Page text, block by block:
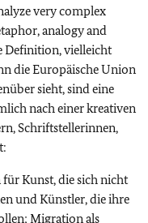
very complex
analogy and
Definition, vielleicht
die Europäische Union
sieht, sind eine
nach einer kreativen
Schriftstellerinnen,
Kunst, die sich nicht
und Künstler, die ihre
Migration als